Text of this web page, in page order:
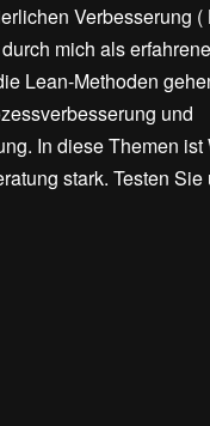
Verbesserung
mich als
Lean-Methoden
und
In diese Themen ist
stark. Testen Sie